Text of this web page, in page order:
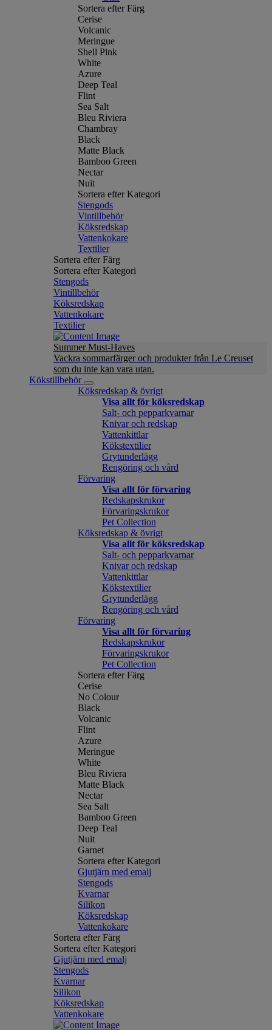
Sortera efter Färg
Cerise
Volcanic
Meringue
Shell Pink
White
Azure
Deep Teal
Flint
Sea Salt
Bleu Riviera
Chambray
Black
Matte Black
Bamboo Green
Nectar
Nuit
Sortera efter Kategori
Stengods
Vintillbehör
Köksredskap
Vattenkokare
Textilier
Sortera efter Färg
Sortera efter Kategori
Stengods
Vintillbehör
Köksredskap
Vattenkokare
Textilier
Summer Must-Haves
Vackra sommarfärger och produkter från Le Creuset
som du inte kan vara utan.
Kökstillbehör
Köksredskap & övrigt
Visa allt för köksredskap
Salt- och pepparkvarnar
Knivar och redskap
Vattenkittlar
Kökstextilier
Grytunderlägg
Rengöring och vård
Förvaring
Visa allt för förvaring
Redskapskrukor
Förvaringskrukor
Pet Collection
Köksredskap & övrigt
Visa allt för köksredskap
Salt- och pepparkvarnar
Knivar och redskap
Vattenkittlar
Kökstextilier
Grytunderlägg
Rengöring och vård
Förvaring
Visa allt för förvaring
Redskapskrukor
Förvaringskrukor
Pet Collection
Sortera efter Färg
Cerise
No Colour
Black
Volcanic
Flint
Azure
Meringue
White
Bleu Riviera
Matte Black
Nectar
Sea Salt
Bamboo Green
Deep Teal
Nuit
Garnet
Sortera efter Kategori
Gjutjärn med emalj
Stengods
Kvarnar
Silikon
Köksredskap
Vattenkokare
Sortera efter Färg
Sortera efter Kategori
Gjutjärn med emalj
Stengods
Kvarnar
Silikon
Köksredskap
Vattenkokare